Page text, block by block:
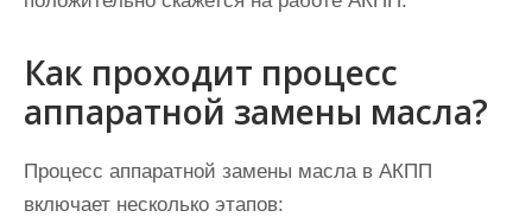
Как проходит процесс
аппаратной замены масла?
Процесс аппаратной замены масла в АКПП
включает несколько этапов: